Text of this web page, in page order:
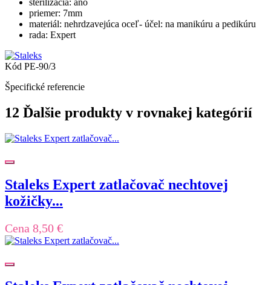
priemer: 7mm
materiál: nehrdzavejúca oceľ- účel: na manikúru a pedikúru
rada: Expert
Kód PE-90/3
Špecifické referencie
12 Ďalšie produkty v rovnakej kategórií
Staleks Expert zatlačovač nechtovej
kožičky...
Cena 8,50 €